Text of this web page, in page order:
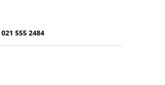
021 555 2484